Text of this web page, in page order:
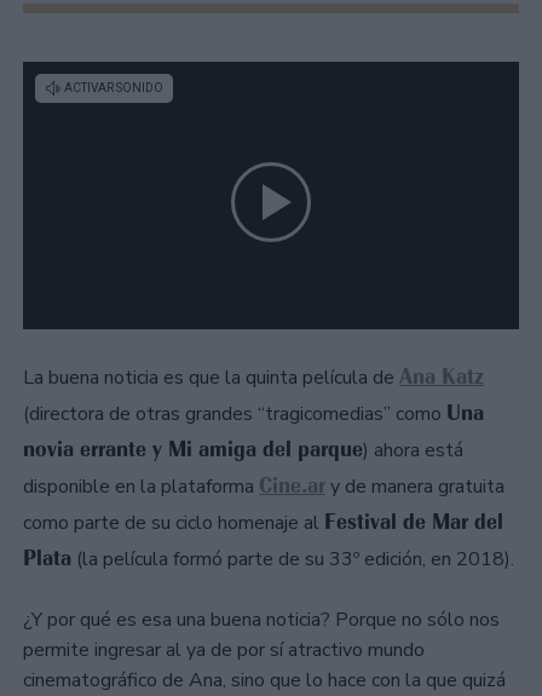
La buena noticia es que la quinta película de Ana Katz
(directora de otras grandes “tragicomedias” como Una
novia errante y Mi amiga del parque) ahora está
disponible en la plataforma Cine.ary de manera gratuita
como parte de su ciclo homenaje al Festival de Mar del
Plata (la película formó parte de su 33º edición, en 2018).
¿Y por qué es esa una buena noticia? Porque no sólo nos
permite ingresar al ya de por sí atractivo mundo
cinematográfico de Ana, sino que lo hace con la que quizá